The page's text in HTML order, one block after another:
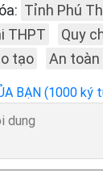
Tỉnh Phú
THPT
Quy
tạo An toàn
BẠN (1000 ký